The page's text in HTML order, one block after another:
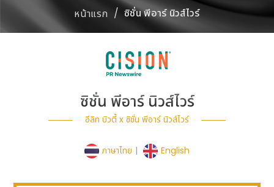
หน้าแรก / ซิชั่น พีอาร์ นิวส์ไวร์
ซิชั่น พีอาร์ นิวส์ไวร์
อีลิท บิวตี้ x ซิชั่น พีอาร์ นิวส์ไวร์
ภาษาไทย | English